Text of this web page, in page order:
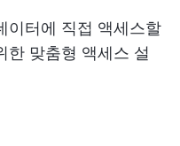
이터에 직접 액세스할
한 맞춤형 액세스 설